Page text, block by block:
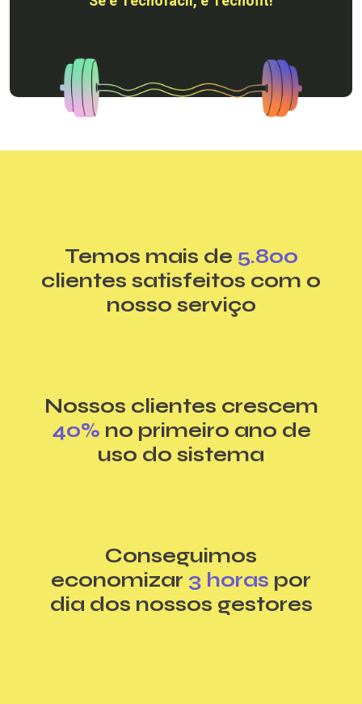
Temos mais de 5.800
clientes satisfeitos com o
nosso serviço
Nossos clientes crescem
40% no primeiro ano de
uso do sistema
Conseguimos
economizar 3 horas por
dia dos nossos gestores